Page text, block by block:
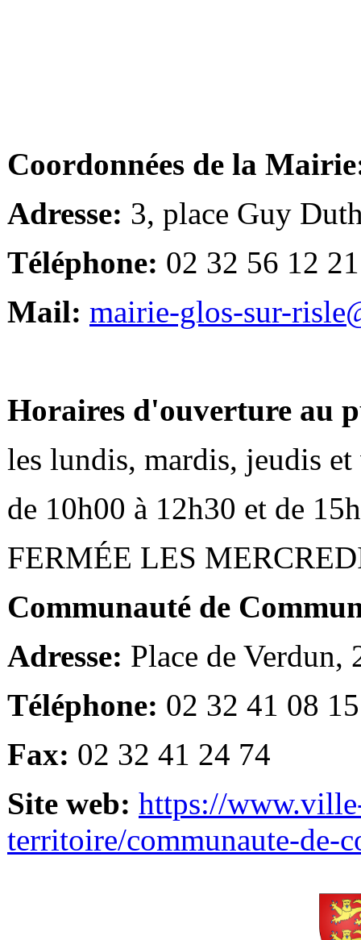
Coordonnées de la
Adresse: 3, place Guy
Téléphone: 02 32 56 12 21
Mail: mairie-glos-sur-
Horaires d'ouverture au
les lundis, mardis, jeudis et
de 10h00 à 12h30 et de
FERMÉE LES
Communauté de
Adresse: Place de Verdun,
Téléphone: 02 32 41 08 15
Fax: 02 32 41 24 74
Site web: https://
territoire/communaute-de-